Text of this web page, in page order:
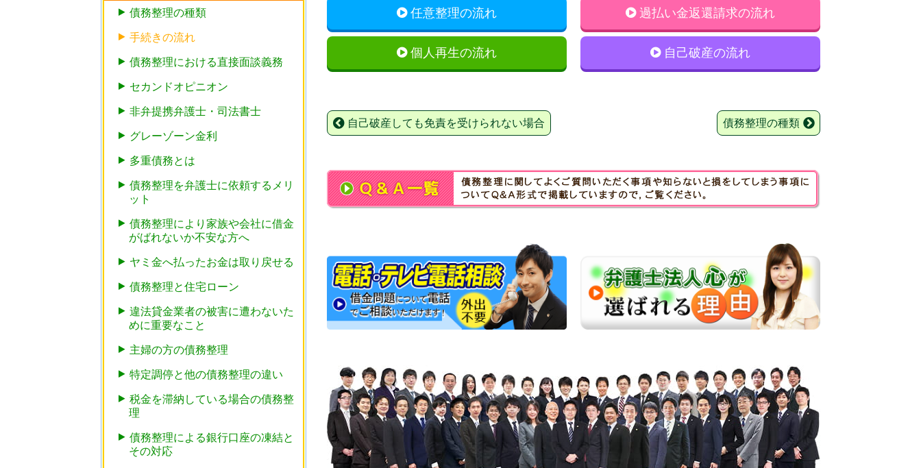
任意整理の流れ 過払い金返還請求の流れ
個人再生の流れ 自己破産の流れ
自己破産しても免責を受けられない場合 債務整理の種類
債務整理の種類
手続きの流れ
債務整理における直接面談義務
セカンドオピニオン
非弁提携弁護士・司法書士
グレーゾーン金利
多重債務とは
債務整理を弁護士に依頼するメリ
ット
債務整理により家族や会社に借金
がばれないか不安な方へ
ヤミ金へ払ったお金は取り戻せる
債務整理と住宅ローン
違法貸金業者の被害に遭わないた
めに重要なこと
主婦の方の債務整理
特定調停と他の債務整理の違い
税金を滞納している場合の債務整
理
債務整理による銀行口座の凍結と
その対応